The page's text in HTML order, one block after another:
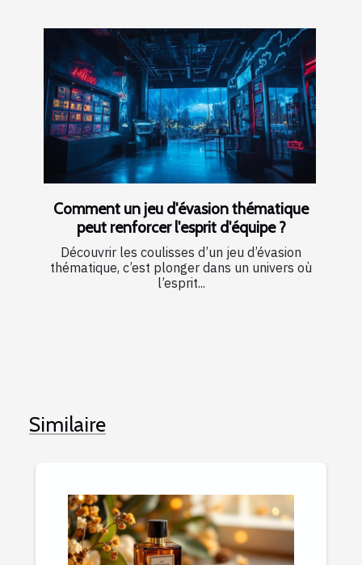
Comment un jeu d'évasion thématique
peut renforcer l'esprit d'équipe ?
Découvrir les coulisses d’un jeu d’évasion
thématique, c’est plonger dans un univers où
l’esprit...
Similaire